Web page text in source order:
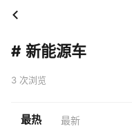
# 新能源车
3 次浏览
最热 最新